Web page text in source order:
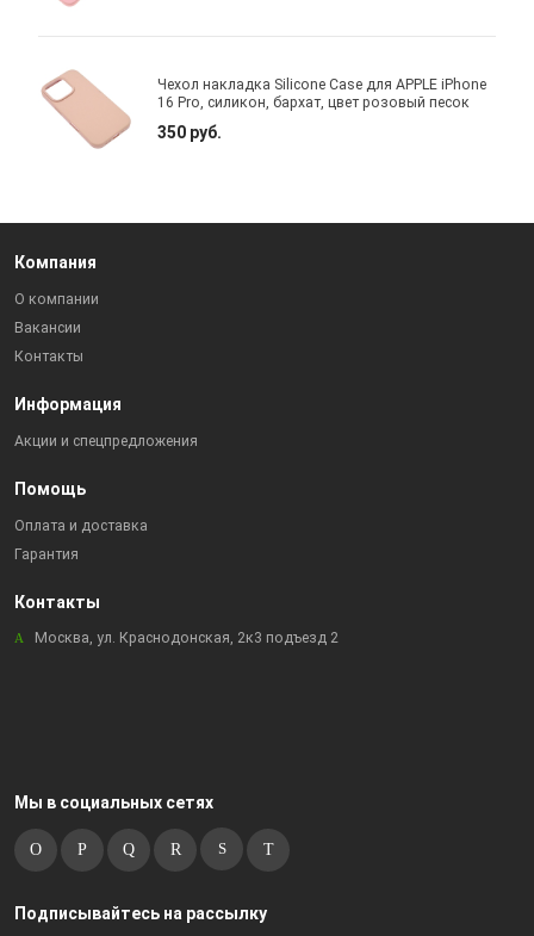
Чехол накладка Silicone Case для APPLE iPhone
16 Pro, силикон, бархат, цвет розовый песок
350 руб.
Компания
О компании
Вакансии
Контакты
Информация
Акции и спецпредложения
Помощь
Оплата и доставка
Гарантия
Контакты
Москва, ул. Краснодонская, 2к3 подъезд 2
Мы в социальных сетях
Подписывайтесь на рассылку